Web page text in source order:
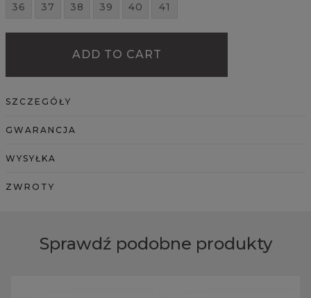
36 37 38 39 40 41
ADD TO CART
SZCZEGÓŁY
GWARANCJA
WYSYŁKA
ZWROTY
Sprawdź podobne produkty